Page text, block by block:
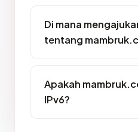
Di mana
tentang
Apakah
IPv6?